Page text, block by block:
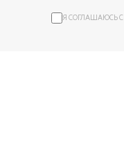
Я СОГЛАШАЮСЬ С